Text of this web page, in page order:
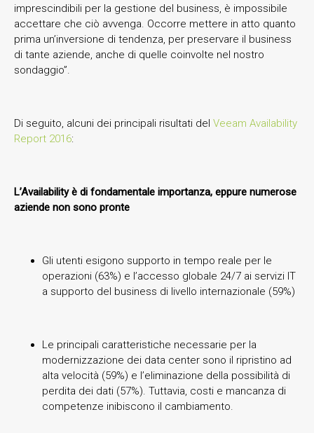
imprescindibili per la gestione del business, è impossibile
accettare che ciò avvenga. Occorre mettere in atto quanto
prima un’inversione di tendenza, per preservare il business
di tante aziende, anche di quelle coinvolte nel nostro
sondaggio”.
Di seguito, alcuni dei principali risultati del Veeam Availability
Report 2016:
L’Availability è di fondamentale importanza, eppure numerose
aziende non sono pronte
Gli utenti esigono supporto in tempo reale per le
operazioni (63%) e l’accesso globale 24/7 ai servizi IT
a supporto del business di livello internazionale (59%)
Le principali caratteristiche necessarie per la
modernizzazione dei data center sono il ripristino ad
alta velocità (59%) e l’eliminazione della possibilità di
perdita dei dati (57%). Tuttavia, costi e mancanza di
competenze inibiscono il cambiamento.